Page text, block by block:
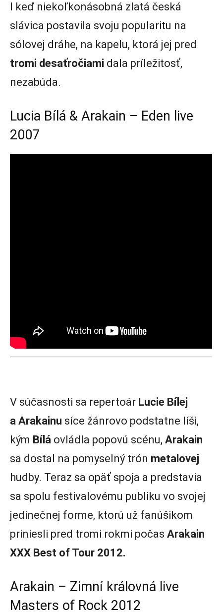
I keď niekoľkonásobná zlatá česká
slávica postavila svoju popularitu na
sólovej dráhe, na kapelu, ktorá jej pred
tromi desaťročiami dala príležitosť,
nezabúda.
Lucia Bílá & Arakain – Eden live
2007
V súčasnosti sa repertoár Lucie Bílej
a Arakainu síce žánrovo podstatne líši,
kým Bílá ovládla popovú scénu, Arakain
sa dostal na pomyselný trón metalovej
hudby. Teraz sa opäť spoja a predstavia
sa spolu festivalovému publiku vo svojej
jedinečnej forme, ktorú už fanúšikom
priniesli pred tromi rokmi počas Arakain
XXX Best of Tour 2012.
Arakain – Zimní královná live
Masters of Rock 2012